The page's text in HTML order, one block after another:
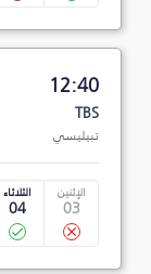
12:40
TBS
تبيليسي
الإثنين
03
الثلاثاء
04